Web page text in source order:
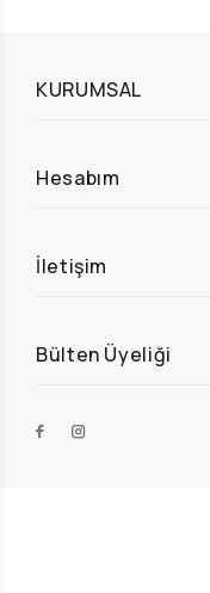
KURUMSAL
Hesabım
İletişim
Bülten Üyeliği